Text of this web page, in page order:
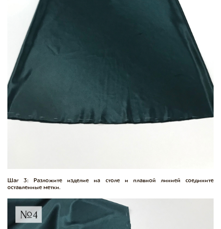
Шаг 3: Разложите изделие на столе и плавной линией соедините
оставленные метки.